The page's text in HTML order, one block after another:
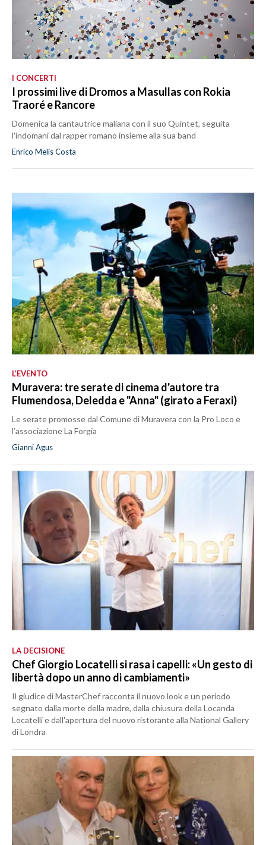
I CONCERTI
I prossimi live di Dromos a Masullas con Rokia
Traoré e Rancore
Domenica la cantautrice maliana con il suo Quintet, seguita
l'indomani dal rapper romano insieme alla sua band
Enrico Melis Costa
L’EVENTO
Muravera: tre serate di cinema d'autore tra
Flumendosa, Deledda e "Anna" (girato a Feraxi)
Le serate promosse dal Comune di Muravera con la Pro Loco e
l’associazione La Forgia
Gianni Agus
LA DECISIONE
Chef Giorgio Locatelli si rasa i capelli: «Un gesto di
libertà dopo un anno di cambiamenti»
Il giudice di MasterChef racconta il nuovo look e un periodo
segnato dalla morte della madre, dalla chiusura della Locanda
Locatelli e dall'apertura del nuovo ristorante alla National Gallery
di Londra